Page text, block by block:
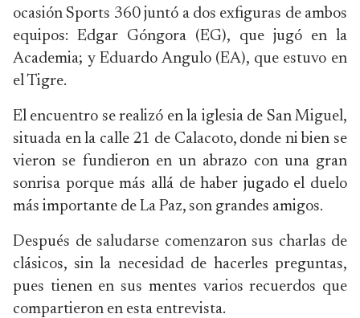
ocasión Sports 360 juntó a dos exfiguras de ambos
equipos: Edgar Góngora (EG), que jugó en la
Academia; y Eduardo Angulo (EA), que estuvo en
el Tigre.
El encuentro se realizó en la iglesia de San Miguel,
situada en la calle 21 de Calacoto, donde ni bien se
vieron se fundieron en un abrazo con una gran
sonrisa porque más allá de haber jugado el duelo
más importante de La Paz, son grandes amigos.
Después de saludarse comenzaron sus charlas de
clásicos, sin la necesidad de hacerles preguntas,
pues tienen en sus mentes varios recuerdos que
compartieron en esta entrevista.